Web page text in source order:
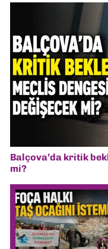
Balçova’da kritik
mi?